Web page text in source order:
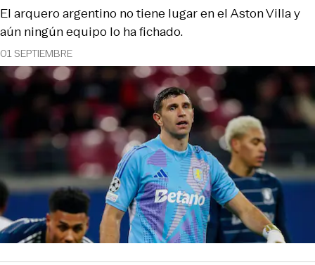
01 SEPTIEMBRE
El arquero argentino no tiene lugar en el Aston Villa y
aún ningún equipo lo ha fichado.